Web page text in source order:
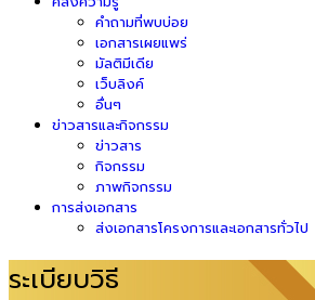
คำถามที่พบบ่อย
เอกสารเผยแพร่
มัลติมีเดีย
เว็บลิงค์
อื่นๆ
ข่าวสารและกิจกรรม
ข่าวสาร
กิจกรรม
ภาพกิจกรรม
การส่งเอกสาร
ส่งเอกสารโครงการและเอกสารทั่วไป
ระเบียบวิธี